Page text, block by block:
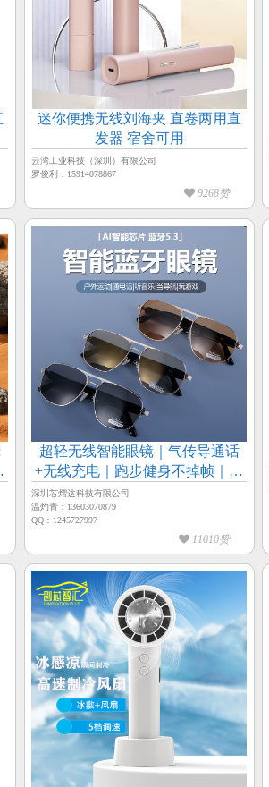
迷你便携无线刘海夹 直卷两用直
发器 宿舍可用
云湾工业科技（深圳）有限公司
罗俊利：15914078867
9268赞
超轻无线智能眼镜｜气传导通话
+无线充电｜跑步健身不掉帧｜运
动达人专属黑科技！
深圳芯熠达科技有限公司
温灼青：13603070879
QQ：1245727997
11010赞